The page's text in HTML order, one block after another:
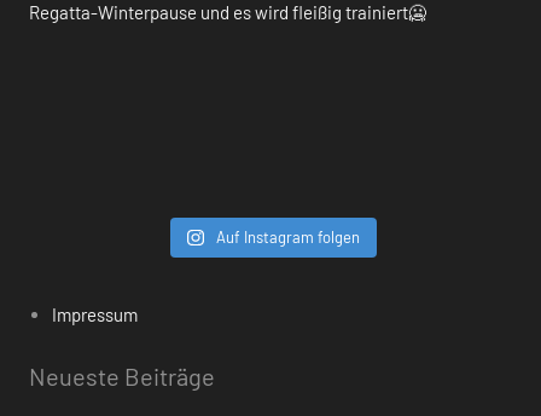
Auf Instagram folgen
Impressum
Neueste Beiträge